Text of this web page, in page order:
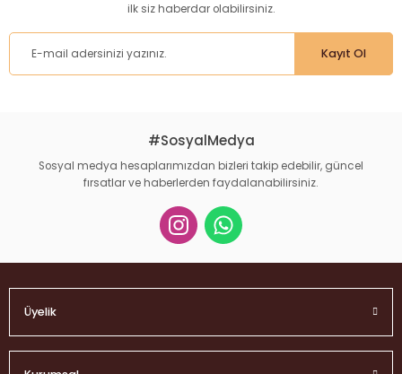
ilk siz haberdar olabilirsiniz.
Kayıt Ol
#SosyalMedya
Sosyal medya hesaplarımızdan bizleri takip edebilir, güncel
fırsatlar ve haberlerden faydalanabilirsiniz.
Üyelik